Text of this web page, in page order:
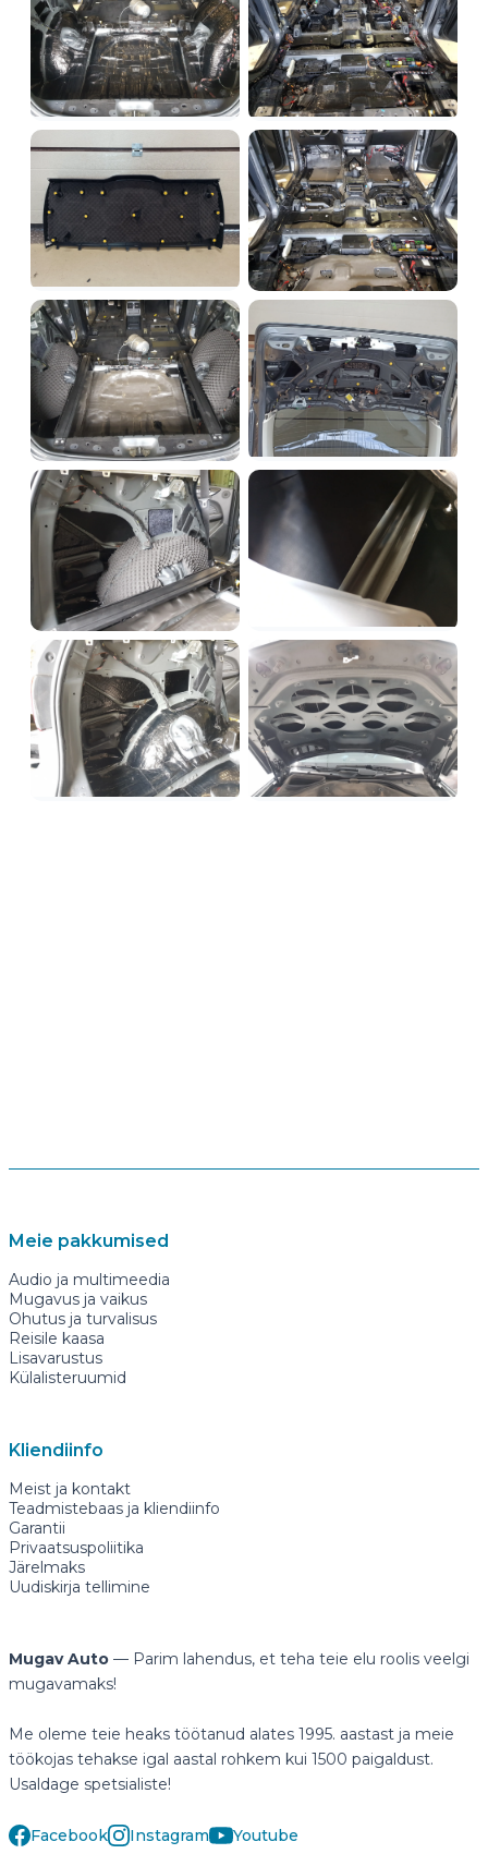
Meie pakkumised
Audio ja multimeedia
Mugavus ja vaikus
Ohutus ja turvalisus
Reisile kaasa
Lisavarustus
Külalisteruumid
Kliendiinfo
Meist ja kontakt
Teadmistebaas ja kliendiinfo
Garantii
Privaatsuspoliitika
Järelmaks
Uudiskirja tellimine
Mugav Auto — Parim lahendus, et teha teie elu roolis veelgi
mugavamaks!
Me oleme teie heaks töötanud alates 1995. aastast ja meie
töökojas tehakse igal aastal rohkem kui 1500 paigaldust.
Usaldage spetsialiste!
Facebook Instagram Youtube